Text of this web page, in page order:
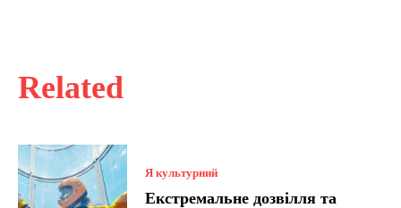
Related
Я культурний
Екстремальне дозвілля та